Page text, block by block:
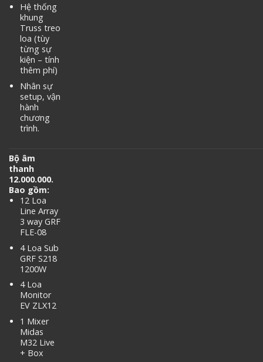
Hệ thống
khung
Truss treo
loa (tùy
từng sự
kiện – tính
thêm phí)
Nhân sự
setup, vận
hành
chương
trình.
Bộ âm
thanh
12.000.000.
Bao gồm:
12 Loa
Line Array
3 way GRF
FLE-08
4 Loa Sub
GRF S218
1200W
4 Loa
Monitor
EV ZLX12
1 Mixer
Midas
M32 Live
+ Box